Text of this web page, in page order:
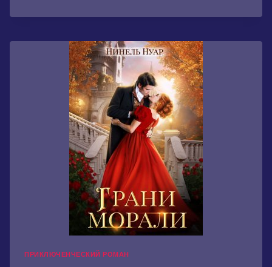
ПРИКЛЮЧЕНЧЕСКИЙ РОМАН